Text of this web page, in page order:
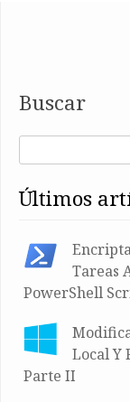
Buscar
últimos
Tareas
PowerShell
Local Y
Parte II